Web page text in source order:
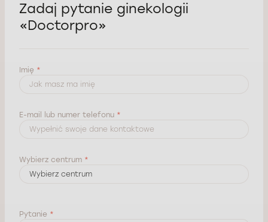
Zadaj pytanie ginekologii
«Doctorpro»
Imię *
E-mail lub numer telefonu *
Wybierz centrum *
Pytanie *